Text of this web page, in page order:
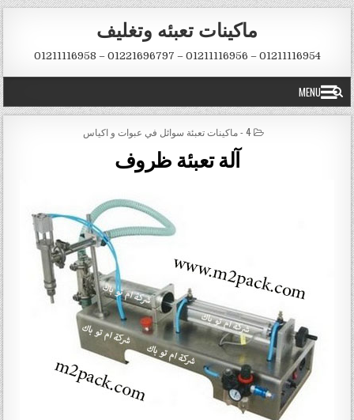
Skip to content
ماكينات تعبئه وتغليف
01211116954 – 01211116956 – 01221696797 – 01211116958
MENU
POSTED IN
4 - ماكينات تعبئة سوائل في عبوات و اكياس
آلة تعبئة ظروف